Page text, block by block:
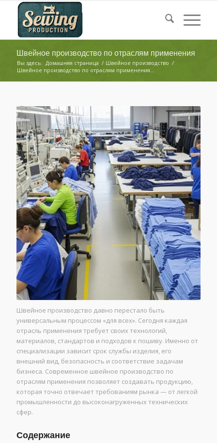
Швейное производство по отраслям применения
Вы здесь: Домашняя страница / Швейное производство /
Швейное производство по отраслям применения...
Швейное производство давно перестало быть
универсальным процессом «для всех». Сегодня каждая
отрасль применения требует своих технологий,
материалов, стандартов и подходов к пошиву. Именно от
специализации зависит срок службы изделия, его
внешний вид, безопасность и соответствие задачам
бизнеса. Современное швейное производство по
отраслям применения позволяет создавать продукцию,
которая точно отвечает требованиям рынка — от легкой
промышленности до высоконагруженных технических
сфер.
Содержание